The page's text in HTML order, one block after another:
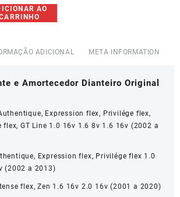
AO
ADICIONAL META INFORMATION
e Amortecedor Dianteiro Original
Expression flex, Privilége flex,
flex, GT Line 1.0 16v 1.6 8v 1.6 16v (2002 a
Expression flex, Privilége flex 1.0
(2002 a 2013)
flex, Zen 1.6 16v 2.0 16v (2001 a 2020)